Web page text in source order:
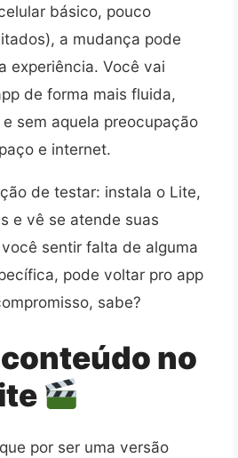
básico, pouco
a mudança pode
experiência. Você vai
de forma mais fluida,
sem aquela preocupação
e internet.
de testar: instala o Lite,
e vê se atende suas
sentir falta de alguma
pode voltar pro app
sabe?
no
por ser uma versão